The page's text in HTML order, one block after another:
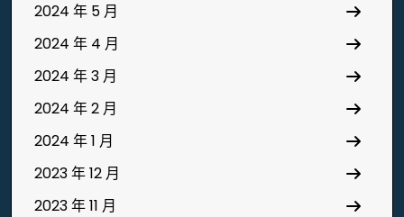
2024 年 5 月
2024 年 4 月
2024 年 3 月
2024 年 2 月
2024 年 1 月
2023 年 12 月
2023 年 11 月